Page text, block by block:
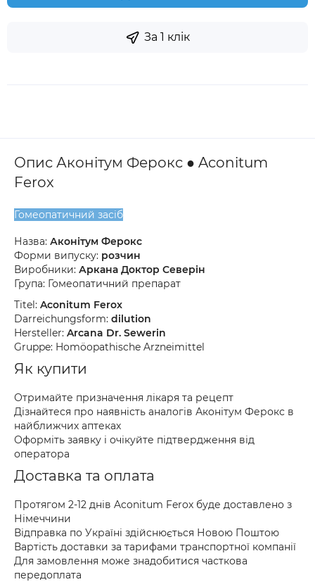
За 1 клік
Опис Аконітум Ферокс ● Aconitum
Ferox
Гомеопатичний засіб
Назва: Аконітум Ферокс
Форми випуску: розчин
Виробники: Аркана Доктор Северін
Група: Гомеопатичний препарат
Titel: Aconitum Ferox
Darreichungsform: dilution
Hersteller: Arcana Dr. Sewerin
Gruppe: Homöopathische Arzneimittel
Як купити
Отримайте призначення лікаря та рецепт
Дізнайтеся про наявність аналогів Аконітум Ферокс в
найближчих аптеках
Оформіть заявку і очікуйте підтвердження від
оператора
Доставка та оплата
Протягом 2-12 днів Aconitum Ferox буде доставлено з
Німеччини
Відправка по Україні здійснюється Новою Поштою
Вартість доставки за тарифами транспортної компанії
Для замовлення може знадобитися часткова
передоплата